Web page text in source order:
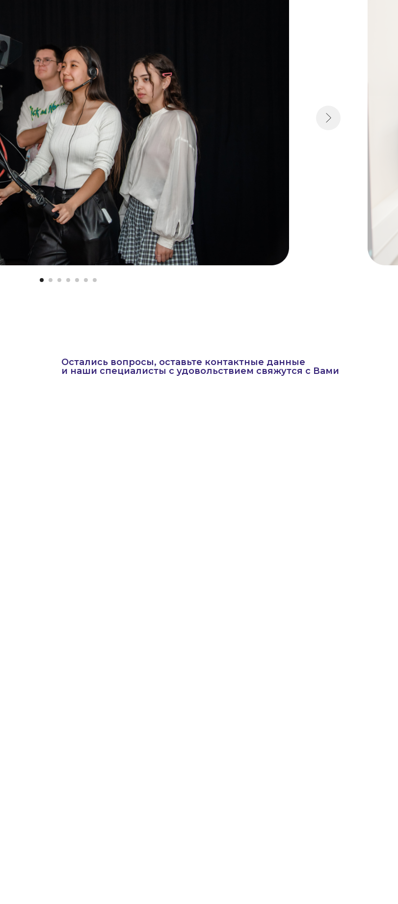
Остались вопросы, оставьте контактные данные
и наши специалисты с удовольствием свяжутся с Вами